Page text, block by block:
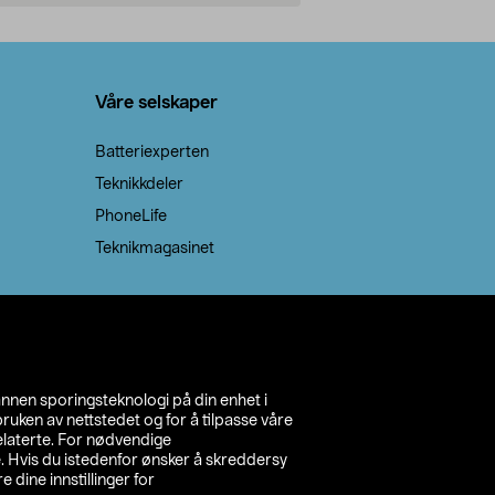
sporingsteknologi på din enhet i
av nettstedet og for å tilpasse våre
For nødvendige
Hvis du istedenfor ønsker å skreddersy
dine innstillinger for
Våre selskaper
Batteriexperten
Teknikkdeler
PhoneLife
Teknikmagasinet